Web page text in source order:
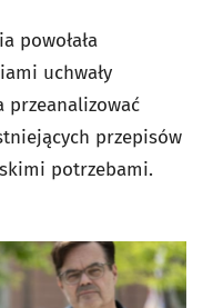
powołała
uchwały
przeanalizować
przepisów
potrzebami.